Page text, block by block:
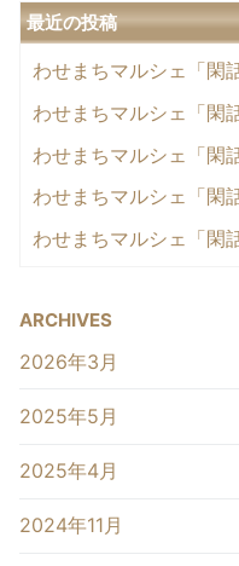
最近の投稿
わせまちマルシェ「閑
わせまちマルシェ「閑
わせまちマルシェ「閑
わせまちマルシェ「閑
わせまちマルシェ「閑
ARCHIVES
2026年3月
2025年5月
2025年4月
2024年11月